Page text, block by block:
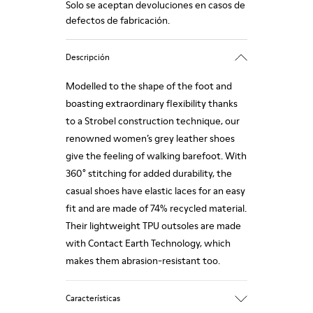
Solo se aceptan devoluciones en casos de
defectos de fabricación.
Descripción
Modelled to the shape of the foot and
boasting extraordinary flexibility thanks
to a Strobel construction technique, our
renowned women’s grey leather shoes
give the feeling of walking barefoot. With
360° stitching for added durability, the
casual shoes have elastic laces for an easy
fit and are made of 74% recycled material.
Their lightweight TPU outsoles are made
with Contact Earth Technology, which
makes them abrasion-resistant too.
Características